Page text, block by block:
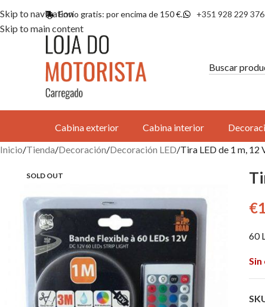
Skip to navigation
Skip to main content
Envío gratis: por encima de 150 €. +351 928 229
Cabina exterior Cabina interior
Inicio Tienda Decoración Decoración LED Tira LED de 1 m, 12
SOLD OUT
€
60